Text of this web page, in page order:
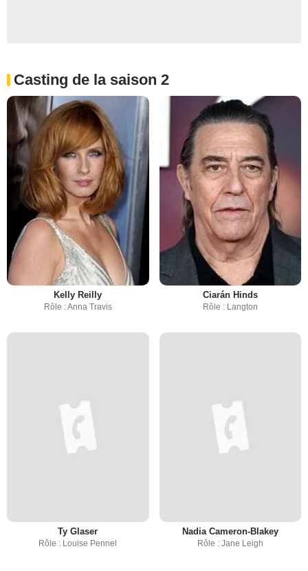
Casting de la saison 2
Kelly Reilly
Rôle : Anna Travis
Ciarán Hinds
Rôle : Langton
Ty Glaser
Rôle : Louise Pennel
Nadia Cameron-Blakey
Rôle : Jane Leigh